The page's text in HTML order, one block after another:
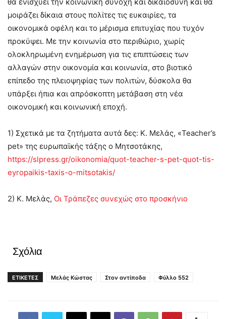
μοιράζει δίκαια στους πολίτες τις ευκαιρίες, τα
οικονομικά οφέλη και το μέρισμα επιτυχίας που τυχόν
προκύψει. Με την κοινωνία στο περιθώριο, χωρίς
ολοκληρωμένη ενημέρωση για τις επιπτώσεις των
αλλαγών στην οικονομία και κοινωνία, στο βιοτικό
επίπεδο της πλειοψηφίας των πολιτών, δύσκολα θα
υπάρξει ήπια και απρόσκοπτη μετάβαση στη νέα
οικονομική και κοινωνική εποχή.
1) Σχετικά με τα ζητήματα αυτά δες: Κ. Μελάς, «Teacher’s
pet» της ευρωπαϊκής τάξης o Μητσοτάκης,
https://slpress.gr/oikonomia/quot-teacher-s-pet-quot-tis-
eyropaikis-taxis-o-mitsotakis/
2) Κ. Μελάς, Οι Τράπεζες συνεχώς στο προσκήνιο
Σχόλια
ΕΤΙΚΕΤΕΣ Μελάς Κώστας Στον αντίποδα Φύλλο 552